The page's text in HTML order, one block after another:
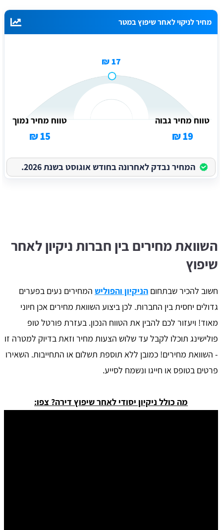
מחיר לניקוי לאחר שיפוץ במטר
17 ₪
טווח מחיר גבוה
19 ₪
טווח מחיר נמוך
15 ₪
המחיר נבדק לאחרונה בחודש אוגוסט בשנת 2026.
השוואת מחירים בין חברות ניקיון לאחר
שיפוץ
חשוב להכיר שבתחום הניקיון והפוליש המחירים נעים בפערים
גדולים יחסית בין החברות. לכן ביצוע השוואת מחירים אכן חיוני
מאוד! ויעזור לכם להבין את הטווח הנכון. בעזרת פורטל טופ
פולישינג תוכלו לקבל עד שלוש הצעות מחיר וזאת בדיוק למטרה זו
- השוואת מחירים! כמובן ללא תוספת תשלום או התחייבות. השאירו
פרטים בטופס או חייגו ונשמח לסייע.
מה כולל ניקיון יסודי לאחר שיפוץ דירה? צפו: